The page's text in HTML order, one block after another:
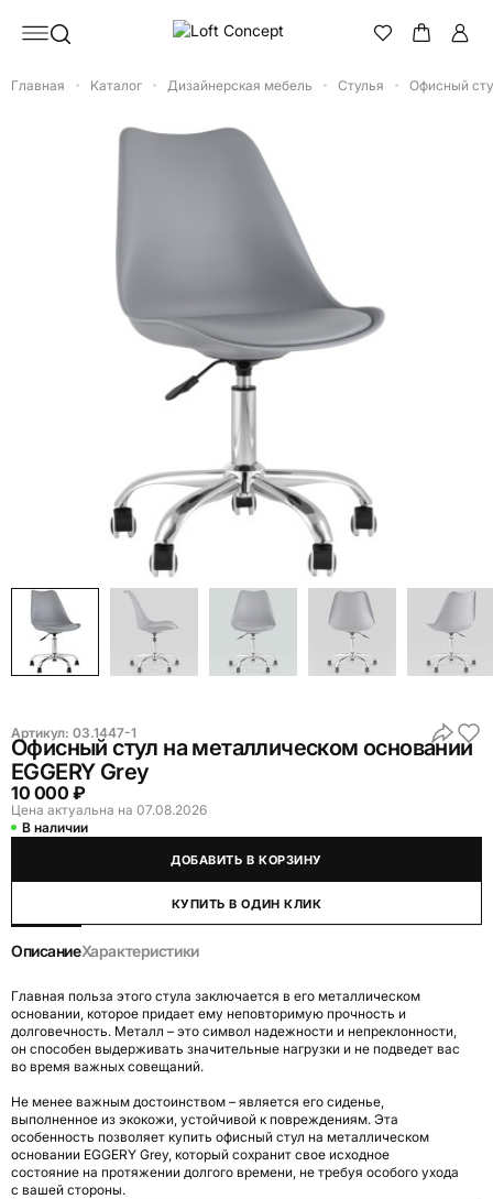
Главная Каталог Дизайнерская мебель Стулья Офисный
Артикул: 03.1447-1
Офисный стул на металлическом основании
EGGERY Grey
10 000 ₽
Цена актуальна на 07.08.2026
В наличии
ДОБАВИТЬ В КОРЗИНУ
КУПИТЬ В ОДИН КЛИК
ОписаниеХарактеристики
Главная польза этого стула заключается в его металлическом
основании, которое придает ему неповторимую прочность и
долговечность. Металл – это символ надежности и непреклонности,
он способен выдерживать значительные нагрузки и не подведет вас
во время важных совещаний.
Не менее важным достоинством – является его сиденье,
выполненное из экокожи, устойчивой к повреждениям. Эта
особенность позволяет купить офисный стул на металлическом
основании EGGERY Grey, который сохранит свое исходное
состояние на протяжении долгого времени, не требуя особого ухода
с вашей стороны.